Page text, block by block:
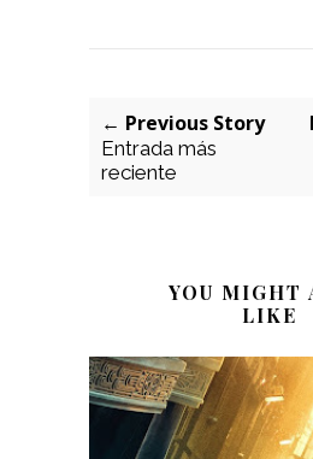
← Previous Story
Entrada más
reciente
YOU MIGHT
LIKE